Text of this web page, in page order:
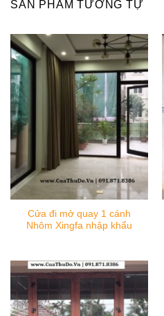
SẢN PHẨM TƯƠNG TỰ
Cửa đi mở quay 1 cánh
Nhôm Xingfa nhập khẩu